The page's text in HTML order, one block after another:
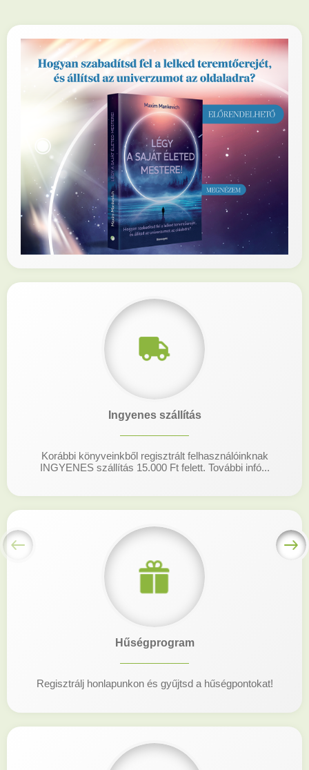
Ingyenes szállítás
Korábbi könyveinkből regisztrált felhasználóinknak
INGYENES szállítás 15.000 Ft felett. További infó...
Hűségprogram
Regisztrálj honlapunkon és gyűjtsd a hűségpontokat!